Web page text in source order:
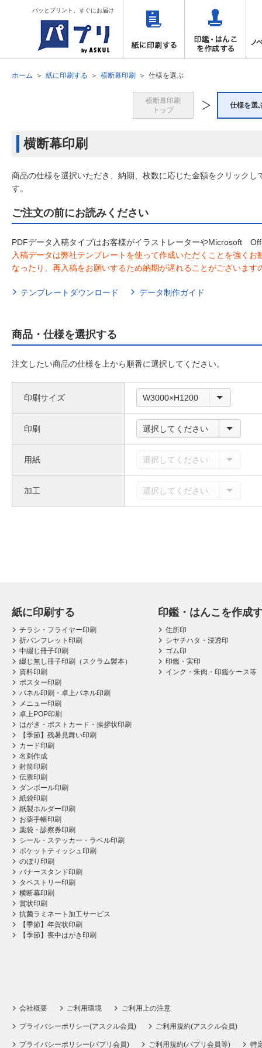
パッとプリント、すぐにお届け
ホーム 紙に印刷する 横断幕印刷 仕様を選ぶ
横断幕印刷
トップ
仕様を選
横断幕印刷
商品の仕様を選択いただき、納期、枚数に応じた金額をクリック
す。
ご注文の前にお読みください
PDFデータ入稿タイプはお客様がイラストレーターやMicrosoft
入稿データは弊社テンプレートを使って作成いただくことを強く
なったり、再入稿をお願いするため納期が遅れることがございます
テンプレートダウンロード データ制作ガイド
商品・仕様を選択する
注文したい商品の仕様を上から順番に選択してください。
印刷サイズ W3000×H1200
印刷 選択してください
用紙 選択してください
加工 選択してください
紙に印刷する
チラシ・フライヤー印刷
折パンフレット印刷
中綴じ冊子印刷
綴じ無し冊子印刷（スクラム製本）
資料印刷
ポスター印刷
パネル印刷・卓上パネル印刷
メニュー印刷
卓上POP印刷
はがき・ポストカード・挨拶状印刷
【季節】残暑見舞い印刷
カード印刷
名刺作成
封筒印刷
伝票印刷
ダンボール印刷
紙袋印刷
紙製ホルダー印刷
お薬手帳印刷
薬袋・診察券印刷
シール・ステッカー・ラベル印刷
ポケットティッシュ印刷
のぼり印刷
バナースタンド印刷
タペストリー印刷
横断幕印刷
賞状印刷
抗菌ラミネート加工サービス
【季節】年賀状印刷
【季節】喪中はがき印刷
印鑑・はんこを作成
住所印
シヤチハタ・浸透印
ゴム印
印鑑・実印
インク・朱肉・印鑑ケース等
会社概要 ご利用環境 ご利用上の注意
プライバシーポリシー(アスクル会員) ご利用規約(アスクル会員)
プライバシーポリシー(パプリ会員) ご利用規約(パプリ会員等) 特